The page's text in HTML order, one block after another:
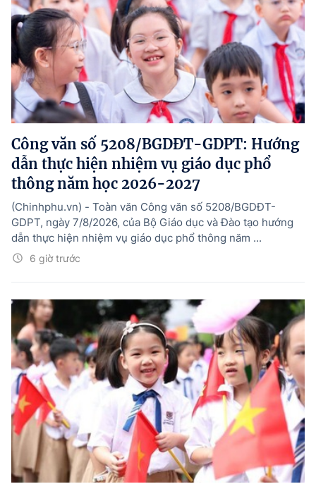
Công văn số 5208/BGDĐT-GDPT: Hướng
dẫn thực hiện nhiệm vụ giáo dục phổ
thông năm học 2026-2027
6 giờ trước
(Chinhphu.vn) - Toàn văn Công văn số 5208/BGDĐT-
GDPT, ngày 7/8/2026, của Bộ Giáo dục và Đào tạo hướng
dẫn thực hiện nhiệm vụ giáo dục phổ thông năm ...